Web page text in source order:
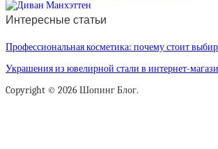
Интересные статьи
Профессиональная косметика: почему стоит
Украшения из ювелирной стали в интернет-
Copyright © 2026 Шопинг Блог.